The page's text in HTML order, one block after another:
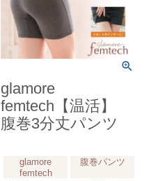
glamore
femtech【温活】
腹巻3分丈パンツ
glamore
femtech
腹巻パンツ